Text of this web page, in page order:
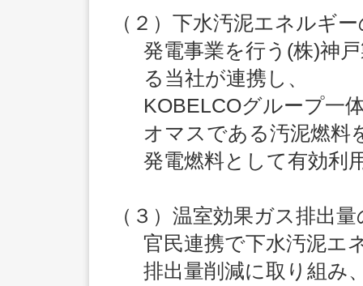
（２）下水汚泥エネルギ
発電事業を行う(株)神
る当社が連携し、
KOBELCOグループ一
オマスである汚泥燃料
発電燃料として有効利
（３）温室効果ガス排出
官民連携で下水汚泥エ
排出量削減に取り組み